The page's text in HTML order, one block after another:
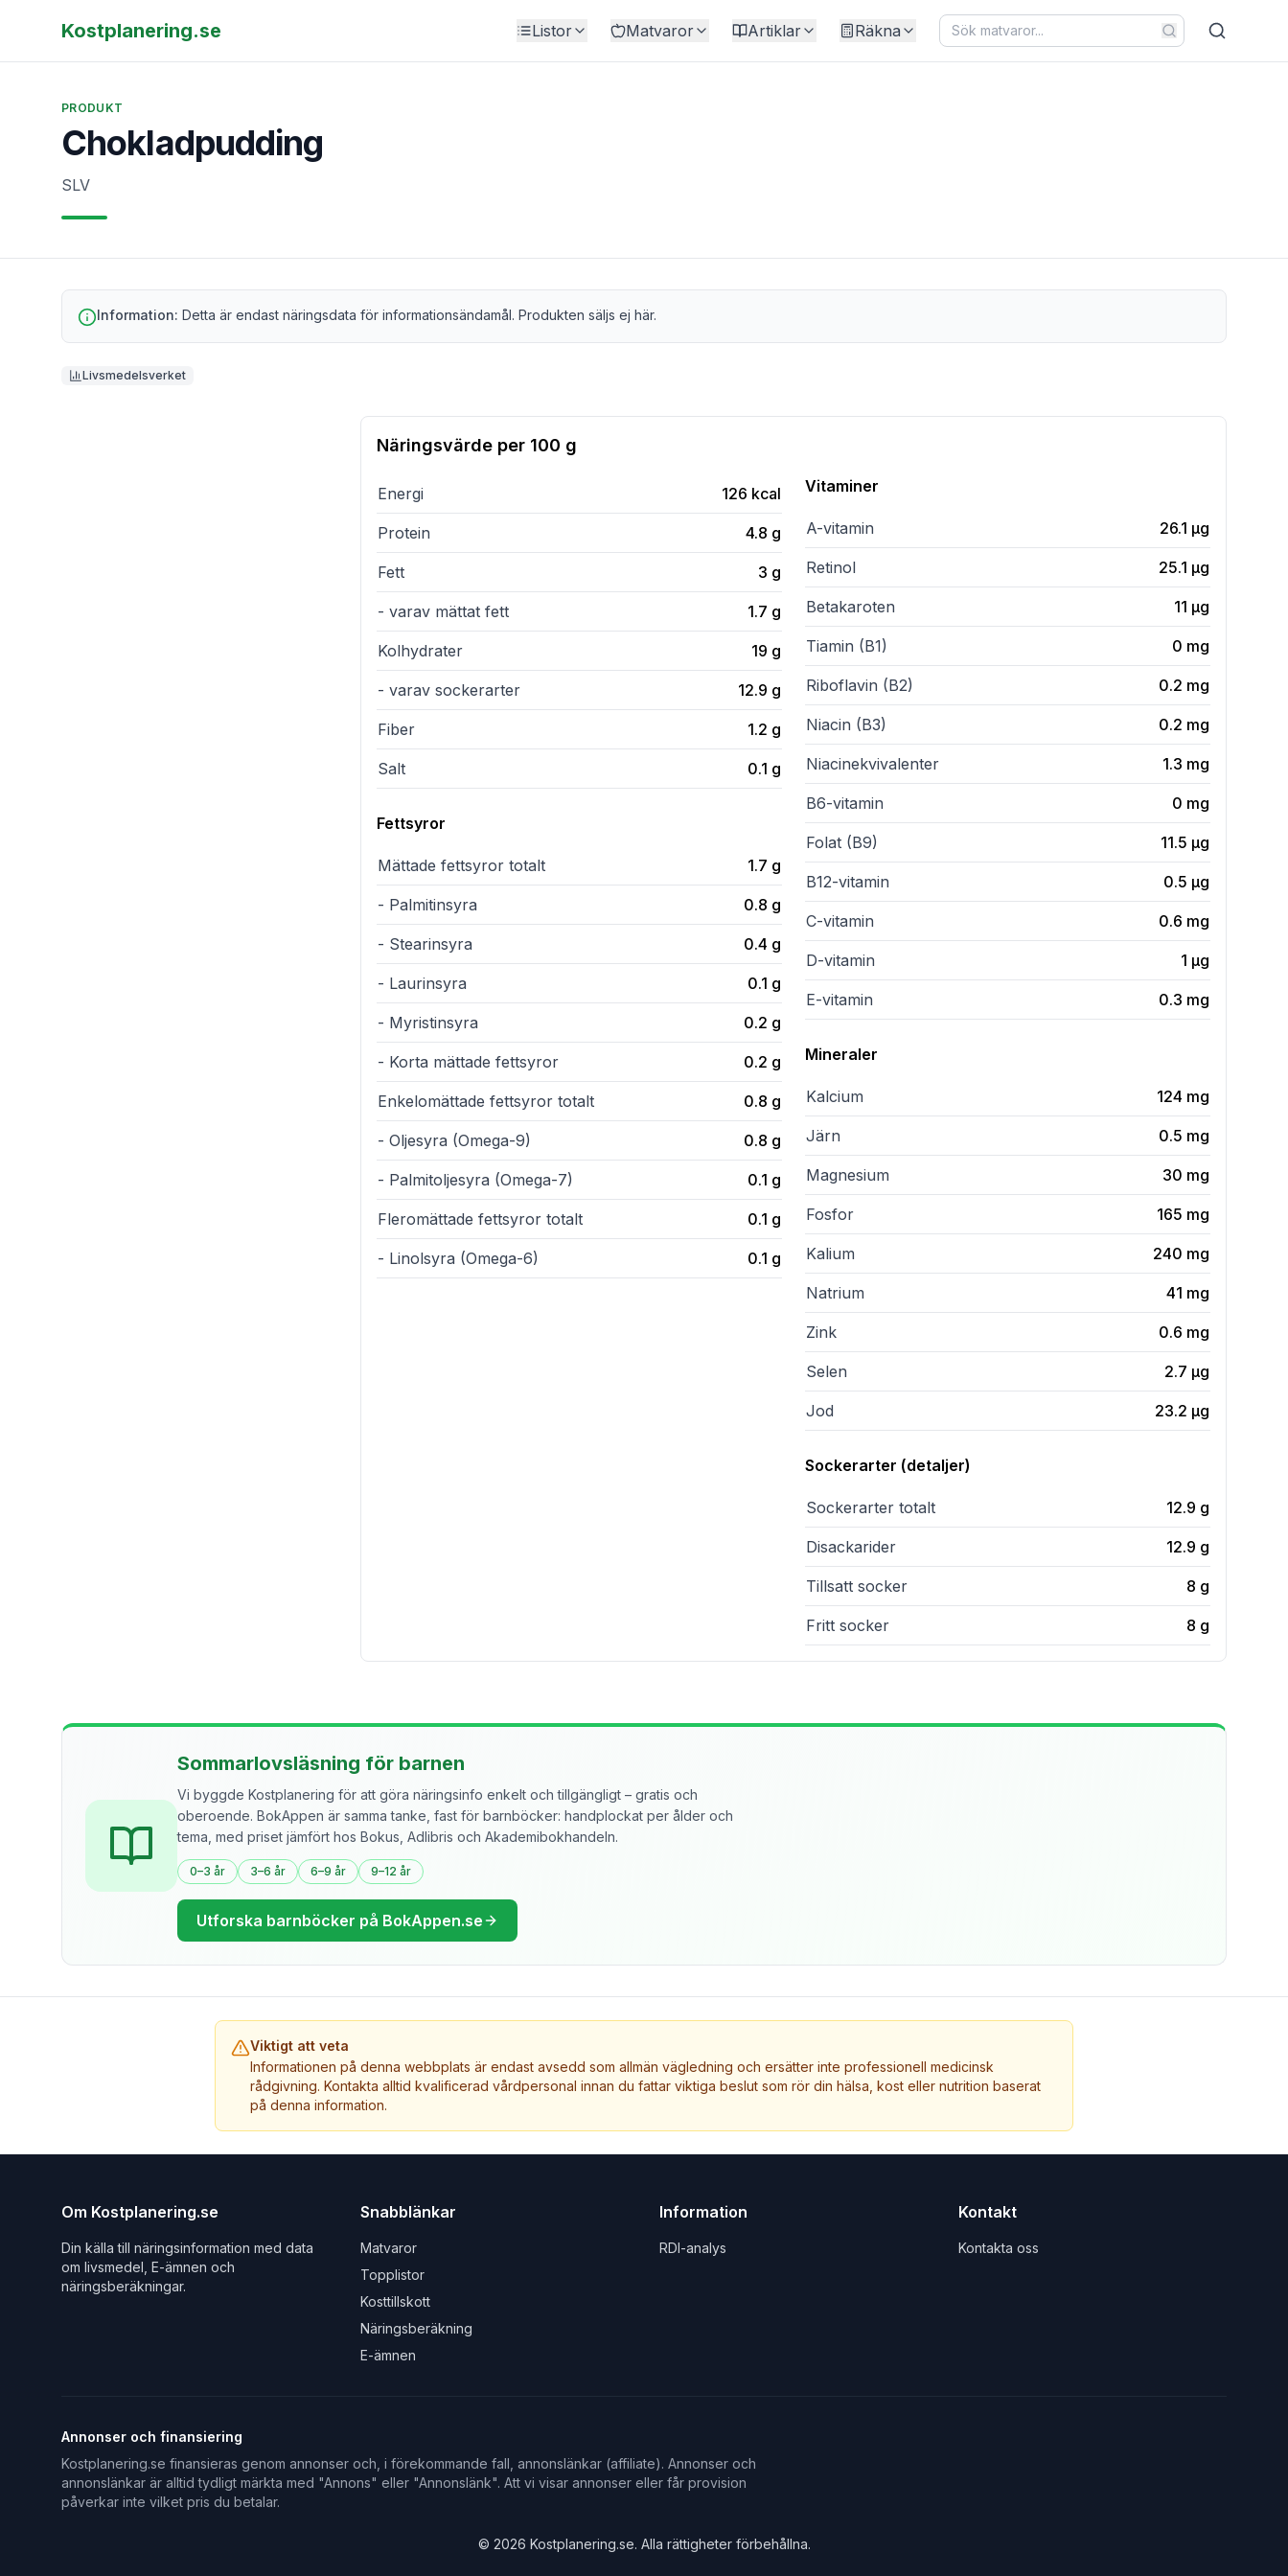
Kostplanering.se Listor Matvaror Artiklar Räkna
PRODUKT
Chokladpudding
SLV
Information: Detta är endast näringsdata för informationsändamål. Produkten säljs ej här.
Livsmedelsverket
Näringsvärde per 100 g
Energi 126 kcal
Protein 4.8 g
Fett 3 g
- varav mättat fett 1.7 g
Kolhydrater 19 g
- varav sockerarter 12.9 g
Fiber 1.2 g
Salt 0.1 g
Fettsyror
Mättade fettsyror totalt 1.7 g
- Palmitinsyra 0.8 g
- Stearinsyra 0.4 g
- Laurinsyra 0.1 g
- Myristinsyra 0.2 g
- Korta mättade fettsyror 0.2 g
Enkelomättade fettsyror totalt 0.8 g
- Oljesyra (Omega-9) 0.8 g
- Palmitoljesyra (Omega-7) 0.1 g
Fleromättade fettsyror totalt 0.1 g
- Linolsyra (Omega-6) 0.1 g
Vitaminer
A-vitamin 26.1 µg
Retinol 25.1 µg
Betakaroten 11 µg
Tiamin (B1) 0 mg
Riboflavin (B2) 0.2 mg
Niacin (B3) 0.2 mg
Niacinekvivalenter 1.3 mg
B6-vitamin 0 mg
Folat (B9) 11.5 µg
B12-vitamin 0.5 µg
C-vitamin 0.6 mg
D-vitamin 1 µg
E-vitamin 0.3 mg
Mineraler
Kalcium 124 mg
Järn 0.5 mg
Magnesium 30 mg
Fosfor 165 mg
Kalium 240 mg
Natrium 41 mg
Zink 0.6 mg
Selen 2.7 µg
Jod 23.2 µg
Sockerarter (detaljer)
Sockerarter totalt 12.9 g
Disackarider 12.9 g
Tillsatt socker 8 g
Fritt socker 8 g
Sommarlovsläsning för barnen
Vi byggde Kostplanering för att göra näringsinfo enkelt och tillgängligt – gratis och
oberoende. BokAppen är samma tanke, fast för barnböcker: handplockat per ålder och
tema, med priset jämfört hos Bokus, Adlibris och Akademibokhandeln.
0–3 år 3–6 år 6–9 år 9–12 år
Utforska barnböcker på BokAppen.se
Viktigt att veta
Informationen på denna webbplats är endast avsedd som allmän vägledning och ersätter inte professionell medicinsk
rådgivning. Kontakta alltid kvalificerad vårdpersonal innan du fattar viktiga beslut som rör din hälsa, kost eller nutrition baserat
på denna information.
Om Kostplanering.se
Din källa till näringsinformation med data
om livsmedel, E-ämnen och
näringsberäkningar.
Snabblänkar
Matvaror
Topplistor
Kosttillskott
Näringsberäkning
E-ämnen
Information
RDI-analys
Kontakt
Kontakta oss
Annonser och finansiering
Kostplanering.se finansieras genom annonser och, i förekommande fall, annonslänkar (affiliate). Annonser och
annonslänkar är alltid tydligt märkta med "Annons" eller "Annonslänk". Att vi visar annonser eller får provision
påverkar inte vilket pris du betalar.
© 2026 Kostplanering.se. Alla rättigheter förbehållna.